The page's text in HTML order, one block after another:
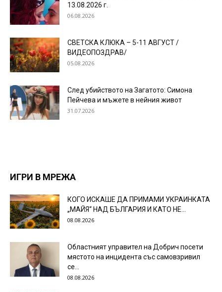
13.08.2026 г.
06.08.2026
СВЕТСКА КЛЮКА – 5-11 АВГУСТ /
ВИДЕОПОЗДРАВ/
05.08.2026
След убийството на Загатото: Симона
Пейчева и мъжете в нейния живот
31.07.2026
ИГРИ В МРЕЖА
КОГО ИСКАШЕ ДА ПРИМАМИ УКРАИНКАТА
„МАЙЯ“ НАД БЪЛГАРИЯ И КАТО НЕ...
08.08.2026
Областният управител на Добрич посети
мястото на инцидента със самовзривил
се...
08.08.2026